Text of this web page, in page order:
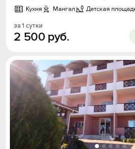
Кухня
Мангал Детская
за 1 сутки
2 500 руб.